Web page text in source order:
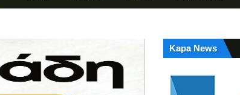
Kapa News